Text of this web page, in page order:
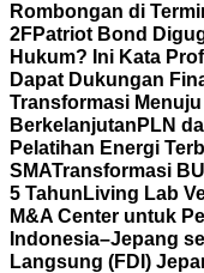
Rombongan di
2FPatriot Bond
Hukum? Ini Kata
Dapat Dukungan
Transformasi
Berkelanjutan PLN
Pelatihan Energi
SMATransformasi
5 Tahun Living Lab
M&A Center untuk
Indonesia–Jepang
Langsung (FDI)